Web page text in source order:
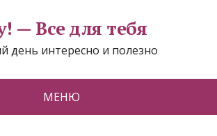
— Все для тебя
день интересно и полезно
МЕНЮ